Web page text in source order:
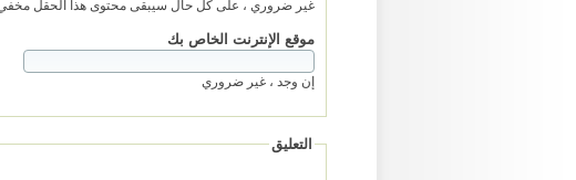
غير ضروري ، على كل حال سيبقى محتوى هذا الحقل مخفي
‏موقع الإنترنت الخاص بك ‏
إن وجد ، غير ضروري
التعليق